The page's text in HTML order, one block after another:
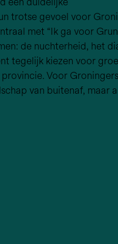
trotse gevoel voor
met “Ik ga voor
de nuchterheid, het
tegelijk kiezen voor
Voor
van buitenaf, maar